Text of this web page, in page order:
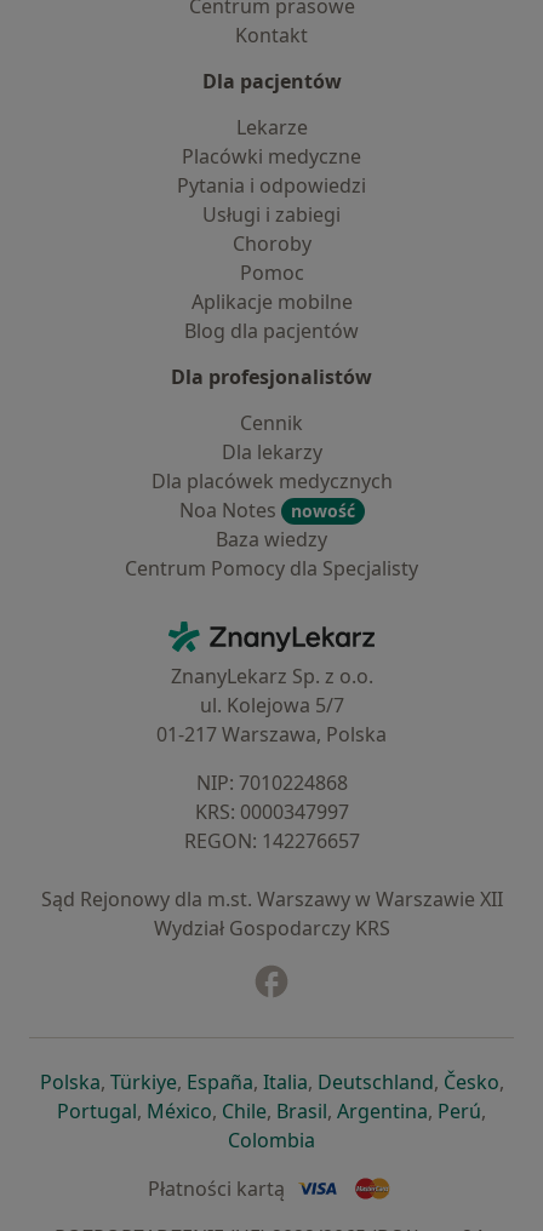
Centrum prasowe
Kontakt
Dla pacjentów
Lekarze
Placówki medyczne
Pytania i odpowiedzi
Usługi i zabiegi
Choroby
Pomoc
Aplikacje mobilne
Blog dla pacjentów
Dla profesjonalistów
Cennik
Dla lekarzy
Dla placówek medycznych
Noa Notes
nowość
Baza wiedzy
Centrum Pomocy dla Specjalisty
ZnanyLekarz - Strona główna
ZnanyLekarz Sp. z o.o.
ul. Kolejowa 5/7
01-217 Warszawa, Polska
NIP: ⁠7010224868
KRS: ⁠0000347997
REGON: ⁠142276657
Sąd Rejonowy dla m.st. Warszawy w Warszawie XII
Wydział Gospodarczy KRS
Polskaotwiera się w nowej karcie
, Türkiyeotwiera się w nowej karcie
, Españaotwiera się w nowej karcie
, Italiaotwiera się w nowej
, Deutschlandotwiera się
, Česko,
Portugalotwiera się w nowej karcie
, Méxicootwiera się w nowej karcie
, Chileotwiera się w nowej karcie
, Brasilotwiera się w nowej
, Argentinaotwiera się
, Perú,
Colombia
Płatności kartą